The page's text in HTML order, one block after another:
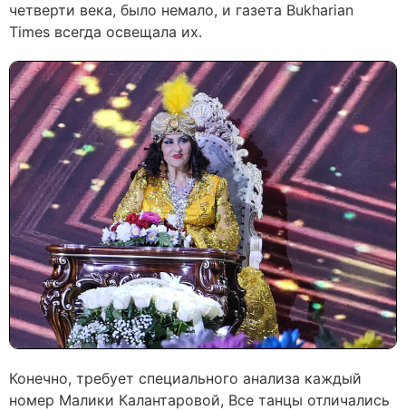
четверти века, было немало, и газета Bukharian
Times всегда освещала их.
Конечно, требует специального анализа каждый
номер Малики Калантаровой, Все танцы отличались